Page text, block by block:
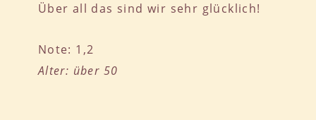
Über all das sind wir sehr glücklich!
Note: 1,2
Alter: über 50